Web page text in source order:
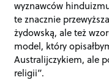
wyznawców
te znacznie
żydowską, ale też
model, który
Australijczykiem, ale
religii”.